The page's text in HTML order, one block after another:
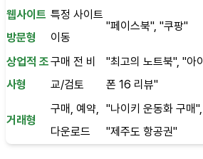
웹사이트
방문형
특정 사이트
이동
"페이스북", "쿠팡"
상업적 조
사형
구매 전 비
교/검토
"최고의 노트북", "아이
폰 16 리뷰"
거래형
구매, 예약,
다운로드
"나이키 운동화 구매",
"제주도 항공권"